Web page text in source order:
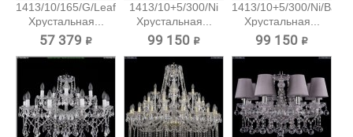
1413/10/165/G/Leafs
Хрустальная...
57 379 ₽
1413/10+5/300/Ni
Хрустальная...
99 150 ₽
1413/10+5/300/Ni/Balls
Хрустальная...
99 150 ₽